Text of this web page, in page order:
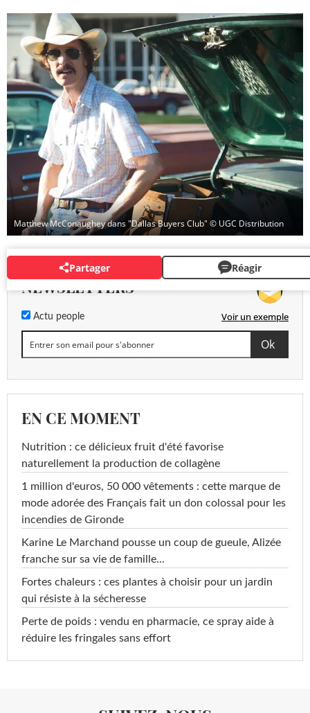
Matthew McConaughey dans "Dallas Buyers Club" © UGC Distribution
Partager Réagir
NEWSLETTERS
Actu people Voir un exemple
EN CE MOMENT
Nutrition : ce délicieux fruit d'été favorise
naturellement la production de collagène
1 million d'euros, 50 000 vêtements : cette marque de
mode adorée des Français fait un don colossal pour les
incendies de Gironde
Karine Le Marchand pousse un coup de gueule, Alizée
franche sur sa vie de famille...
Fortes chaleurs : ces plantes à choisir pour un jardin
qui résiste à la sécheresse
Perte de poids : vendu en pharmacie, ce spray aide à
réduire les fringales sans effort